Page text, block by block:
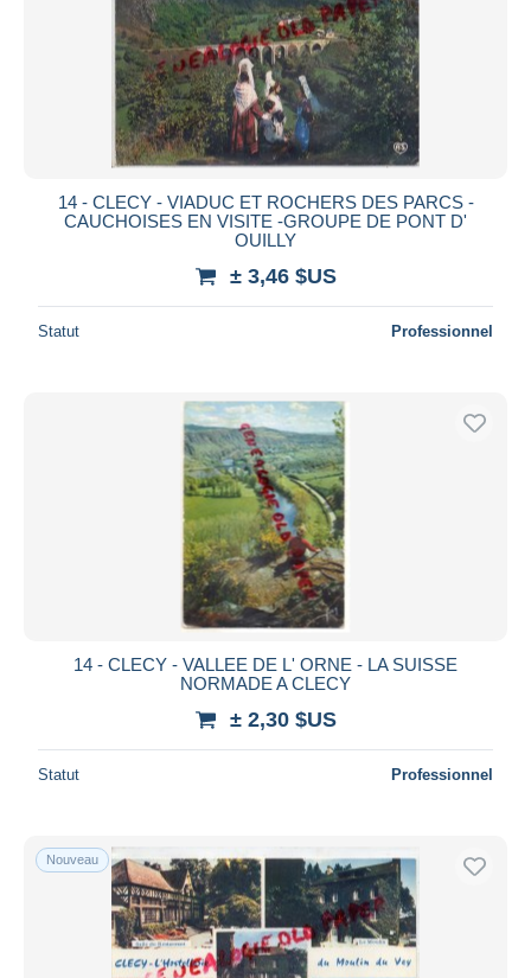
14 - CLECY - VIADUC ET ROCHERS DES PARCS -
CAUCHOISES EN VISITE -GROUPE DE PONT D'
OUILLY
± 3,46 $US
Statut Professionnel
14 - CLECY - VALLEE DE L' ORNE - LA SUISSE
NORMADE A CLECY
± 2,30 $US
Statut Professionnel
Nouveau